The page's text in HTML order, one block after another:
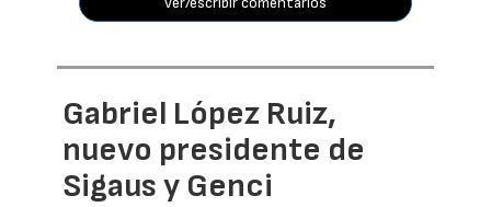
Gabriel López Ruiz,
nuevo presidente de
Sigaus y Genci